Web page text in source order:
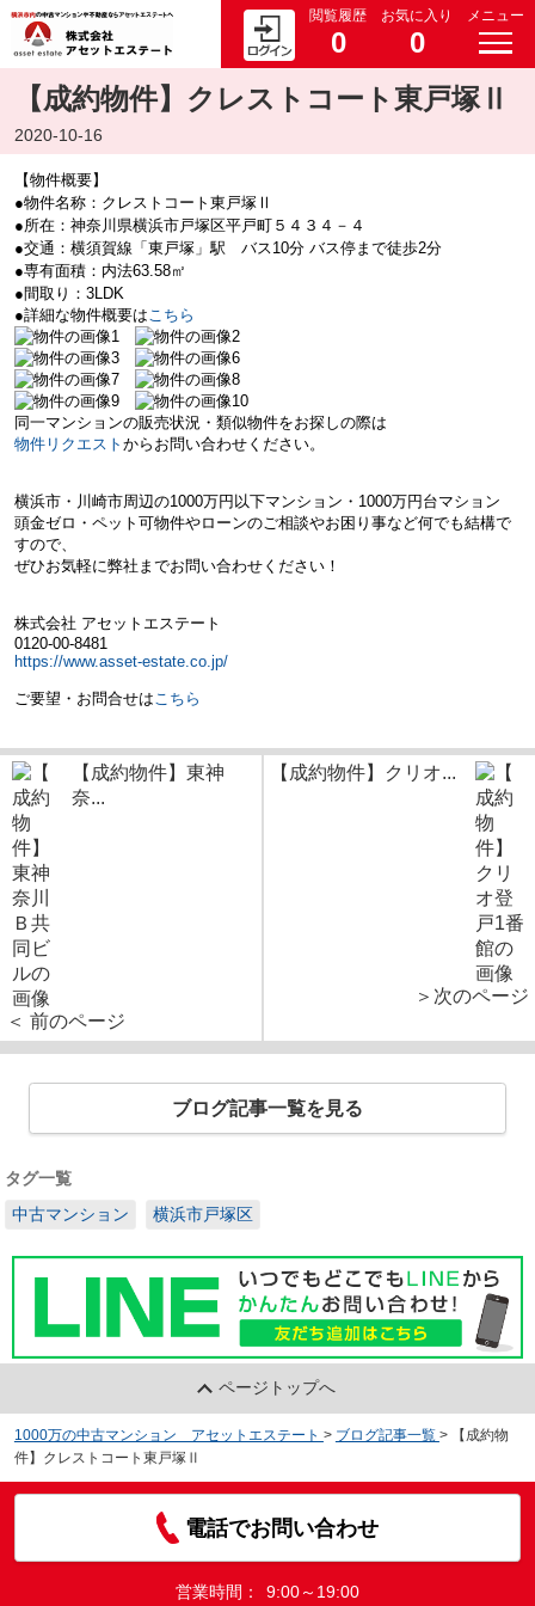
閲覧履歴
0
お気に入り
0
メニュー
【成約物件】クレストコート東戸塚Ⅱ
2020-10-16
【物件概要】
●物件名称：クレストコート東戸塚Ⅱ
●所在：神奈川県横浜市戸塚区平戸町５４３４－４
●交通：横須賀線「東戸塚」駅 バス10分 バス停まで徒歩2分
●専有面積：内法63.58㎡
●間取り：3LDK
●詳細な物件概要はこちら
同一マンションの販売状況・類似物件をお探しの際は
物件リクエスト からお問い合わせください。
横浜市・川崎市周辺の1000万円以下マンション・ 1000万円台マション
頭金ゼロ・ペット可物件やローンのご相談やお困り事など何でも結構で
すので、
ぜひお気軽に弊社までお問い合わせください！
株式会社 アセットエステート
0120-00-8481
https://www.asset-estate.co.jp/
ご要望・お問合せはこちら
【成約物件】東神
奈...
＜ 前のページ
【成約物件】クリオ...
＞次のページ
ブログ記事一覧を見る
タグ一覧
中古マンション
横浜市戸塚区
ページトップへ
1000万の中古マンション アセットエステート > ブログ記事一覧 >
【成約物
件】クレストコート東戸塚Ⅱ
電話でお問い合わせ
営業時間：
9:00～19:00